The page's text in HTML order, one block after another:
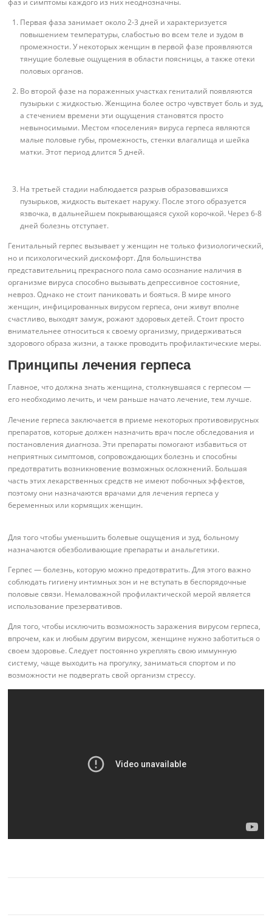
Первая фаза занимает около 2-3 дней и характеризуется
повышением температуры, слабостью во всем теле и зудом в
промежности. У некоторых женщин в первой фазе проявляются
тянущие болевые ощущения в области поясницы, а также отеки
половых органов.
Во второй фазе на пораженных участках гениталий появляются
пузырьки с жидкостью. Женщина более остро чувствует боль и зуд,
а стечением времени эти ощущения становятся просто
невыносимыми. Местом «поселения» вируса герпеса являются
малые половые губы, промежность, стенки влагалища и шейка
матки. Этот период длится 5 дней.
На третьей стадии наблюдается разрыв образовавшихся
пузырьков, жидкость вытекает наружу. После этого образуется
язвочка, в дальнейшем покрывающаяся сухой корочкой. Через 6-8
дней болезнь отступает.
Генитальный герпес вызывает у женщин не только физиологический,
но и психологический дискомфорт. Для большинства
представительниц прекрасного пола само осознание наличия в
организме вируса способно вызывать депрессивное состояние,
невроз. Однако не стоит паниковать и бояться. В мире много
женщин, инфицированных вирусом герпеса, они живут вполне
счастливо, выходят замуж, рожают здоровых детей. Стоит просто
внимательнее относиться к своему организму, придерживаться
здорового образа жизни, а также проводить профилактические меры.
Принципы лечения герпеса
Главное, что должна знать женщина, столкнувшаяся с герпесом —
его необходимо лечить, и чем раньше начато лечение, тем лучше.
Лечение герпеса заключается в приеме некоторых противовирусных
препаратов, которые должен назначить врач после обследования и
постановления диагноза. Эти препараты помогают избавиться от
неприятных симптомов, сопровождающих болезнь и способны
предотвратить возникновение возможных осложнений. Большая
часть этих лекарственных средств не имеют побочных эффектов,
поэтому они назначаются врачами для лечения герпеса у
беременных или кормящих женщин.
Для того чтобы уменьшить болевые ощущения и зуд, больному
назначаются обезболивающие препараты и анальгетики.
Герпес — болезнь, которую можно предотвратить. Для этого важно
соблюдать гигиену интимных зон и не вступать в беспорядочные
половые связи. Немаловажной профилактической мерой является
использование презервативов.
Для того, чтобы исключить возможность заражения вирусом герпеса,
впрочем, как и любым другим вирусом, женщине нужно заботиться о
своем здоровье. Следует постоянно укреплять свою иммунную
систему, чаще выходить на прогулку, заниматься спортом и по
возможности не подвергать свой организм стрессу.